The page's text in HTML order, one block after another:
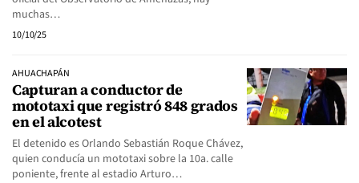
muchas…
10/10/25
AHUACHAPÁN
Capturan a conductor de
mototaxi que registró 848 grados
en el alcotest
El detenido es Orlando Sebastián Roque Chávez,
quien conducía un mototaxi sobre la 10a. calle
poniente, frente al estadio Arturo…